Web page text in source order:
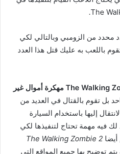
محدد من الزومبي وبالتالي لكي
باللعب به عليك قتل هذا العدد
تحميل لعبة The Walking Zombie 2 مهكرة أموال غير
بل تقوم بالقتال في العديد من
إليها باستخدام السيارة
فيه مهمة تحتاج لتنفيذها لكي
The Walking Zombie 2
توضيح بها جميع المواقع التي